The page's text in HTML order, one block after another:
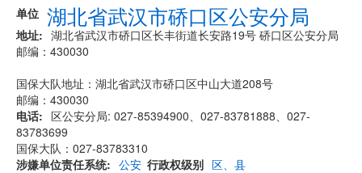
单位 湖北省武汉市硚口区公安分局
地址
湖北省武汉市硚口区长丰街道长安路19号 硚口区公安分局
邮编：430030
国保大队地址：湖北省武汉市硚口区中山大道208号
邮编：430030
电话
区公安分局: 027-85394900、027-83781888、027-
83783699
国保大队：027-83783310
涉嫌单位责任系统
公安 行政权级别 区、县